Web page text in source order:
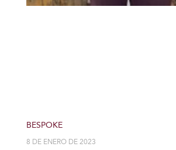
8 DE ENERO DE 2023
BESPOKE